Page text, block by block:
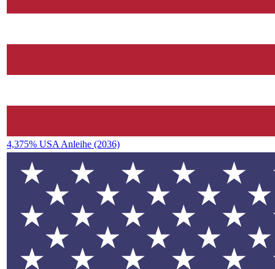
4,375% USA Anleihe (2036)